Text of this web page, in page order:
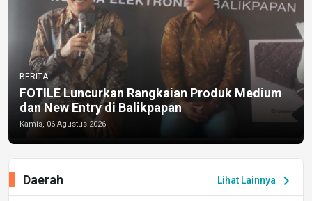
BERITA
FOTILE Luncurkan Rangkaian Produk Medium
dan New Entry di Balikpapan
Kamis, 06 Agustus 2026
Lihat Lainnya chevron_right
Daerah